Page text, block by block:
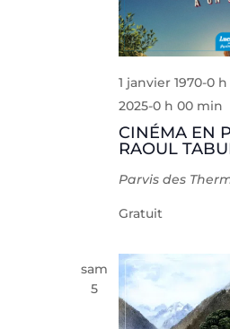
CINÉMA EN
RAOUL
1 janvier 1970-0
2025-0 h 00 min
Parvis des
Gratuit
sam
5